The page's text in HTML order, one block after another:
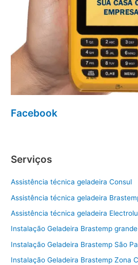
Facebook
Serviços
Assistência técnica geladeira Consul
Assistência técnica geladeira
Assistência técnica geladeira
Instalação Geladeira Brastemp
Instalação Geladeira Brastemp São
Instalação Geladeira Brastemp Zona